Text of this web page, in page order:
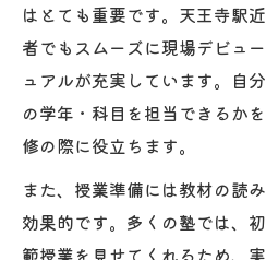
はとても重要です。天王寺駅
者でもスムーズに現場デビュ
ュアルが充実しています。自
の学年・科目を担当できるか
修の際に役立ちます。
また、授業準備には教材の読
効果的です。多くの塾では、